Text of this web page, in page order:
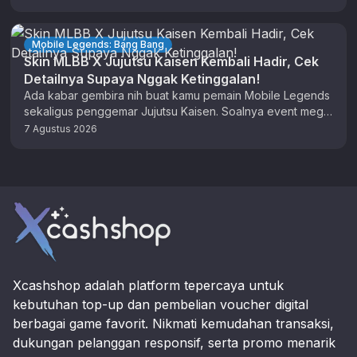
Mobile Legends: Bang Bang
Skin MLBB X Jujutsu Kaisen Kembali Hadir, Cek
Detailnya Supaya Nggak Ketinggalan!
Ada kabar gembira nih buat kamu pemain Mobile Legends
sekaligus penggemar Jujutsu Kaisen. Soalnya event mega
resale untuk skin Jujutsu …
7 Agustus 2026
Xcashshop adalah platform tepercaya untuk
kebutuhan top-up dan pembelian voucher digital
berbagai game favorit. Nikmati kemudahan transaksi,
dukungan pelanggan responsif, serta promo menarik